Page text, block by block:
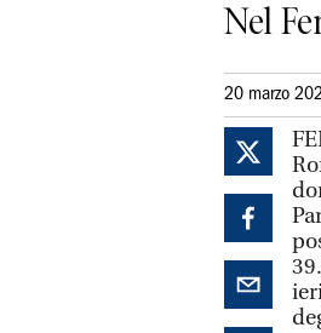
Nel
20 marzo